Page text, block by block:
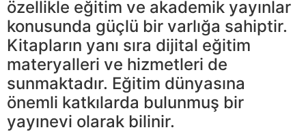
özellikle eğitim ve akademik yayınlar
konusunda güçlü bir varlığa sahiptir.
Kitapların yanı sıra dijital eğitim
materyalleri ve hizmetleri de
sunmaktadır. Eğitim dünyasına
önemli katkılarda bulunmuş bir
yayınevi olarak bilinir.